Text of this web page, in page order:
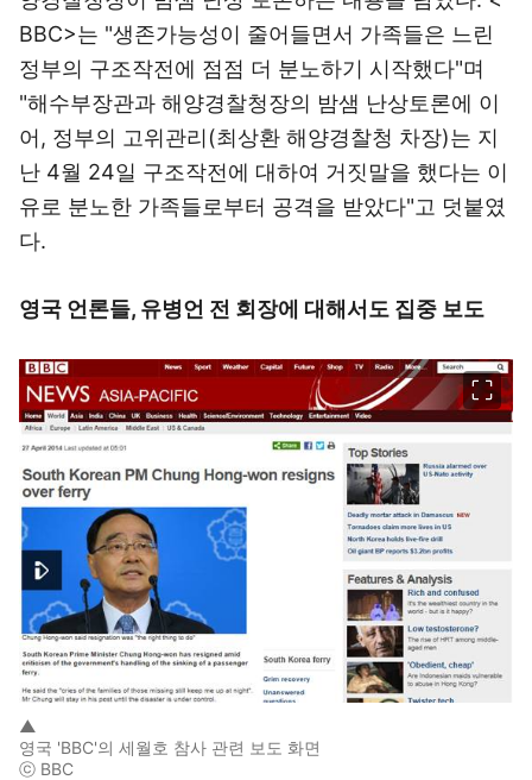
BBC>는 "생존가능성이 줄어들면서 가족들은 느린
정부의 구조작전에 점점 더 분노하기 시작했다"며
"해수부장관과 해양경찰청장의 밤샘 난상토론에 이
어, 정부의 고위관리(최상환 해양경찰청 차장)는 지
난 4월 24일 구조작전에 대하여 거짓말을 했다는 이
유로 분노한 가족들로부터 공격을 받았다"고 덧붙였
다.
영국 언론들, 유병언 전 회장에 대해서도 집중 보도
▲
영국 'BBC'의 세월호 참사 관련 보도 화면
ⓒ BBC